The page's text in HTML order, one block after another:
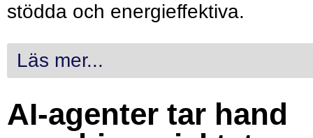
stödda och energieffektiva.
Läs mer...
AI-agenter tar hand